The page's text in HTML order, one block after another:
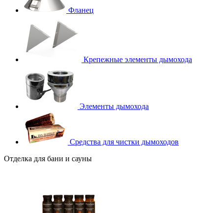
Фланец
Крепежные элементы дымохода
Элементы дымохода
Средства для чистки дымоходов
Отделка для бани и сауны